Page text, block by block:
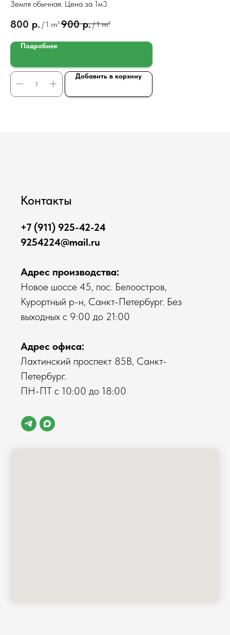
Земля обычная. Цена за 1м3
800 р. /1 m³900 р./1 m³
Подробнее
Добавить в корзину
Контакты
+7 (911) 925-42-24
9254224@mail.ru
Адрес производства:
Новое шоссе 45, пос. Белоостров,
Курортный р-н, Санкт-Петербург. Без
выходных с 9:00 до 21:00
Адрес офиса:
Лахтинский проспект 85В, Санкт-
Петербург.
ПН-ПТ с 10:00 до 18:00